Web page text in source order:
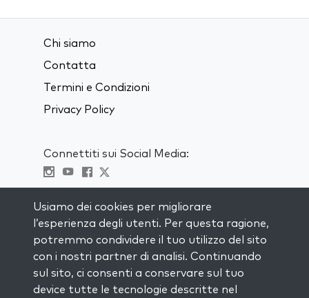
Chi siamo
Contatta
Termini e Condizioni
Privacy Policy
Connettiti sui Social Media:
RIMANI AGGIORNATO
Iscriviti alla nostra mailing list e ricevi
ispirazione ogni settimana nella tua
casella di posta.
Usiamo dei cookies per migliorare
l’esperienza degli utenti. Per questa ragione,
potremmo condividere il tuo utilizzo del sito
con i nostri partner di analisi. Continuando
sul sito, ci consenti a conservare sul tuo
device tutte le tecnologie descritte nel